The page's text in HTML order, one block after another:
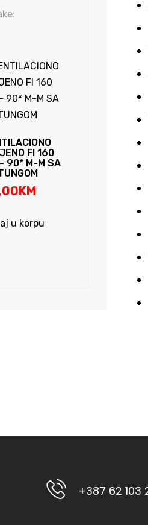
FI 160
90* M-M SA
KM
u korpu
+387 62 103